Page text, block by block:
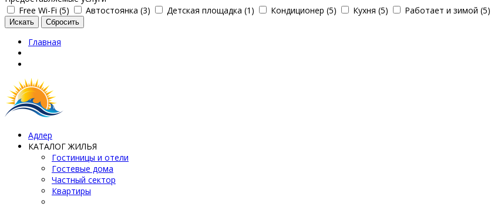
Free Wi-Fi (5)
Автостоянка (3) Детская площадка (1) Кондиционер (5) Кухня (5) Работает и зимой (5)
Главная
Адлер
КАТАЛОГ ЖИЛЬЯ
Гостиницы и отели
Гостевые дома
Частный сектор
Квартиры